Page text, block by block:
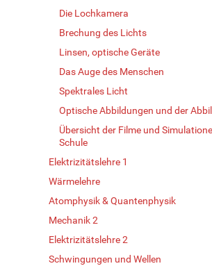
Die Lochkamera
Brechung des Lichts
Linsen, optische Geräte
Das Auge des Menschen
Spektrales Licht
Optische Abbildungen und der
Übersicht der Filme und
Schule
Elektrizitätslehre 1
Wärmelehre
Atomphysik & Quantenphysik
Mechanik 2
Elektrizitätslehre 2
Schwingungen und Wellen